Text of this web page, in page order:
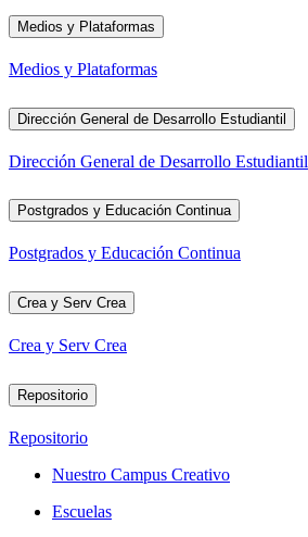
Medios y Plataformas
Medios y Plataformas
Dirección General de Desarrollo Estudiantil
Dirección General de Desarrollo Estudiantil
Postgrados y Educación Continua
Postgrados y Educación Continua
Crea y Serv Crea
Crea y Serv Crea
Repositorio
Repositorio
Nuestro Campus Creativo
Escuelas